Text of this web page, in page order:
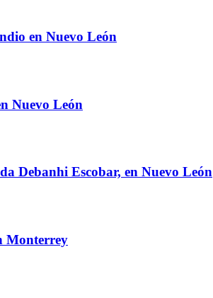
en Nuevo León
Nuevo León
Debanhi Escobar, en Nuevo León
Monterrey